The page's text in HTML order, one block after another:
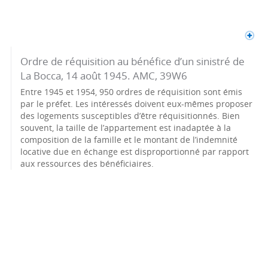
Ordre de réquisition au bénéfice d’un sinistré de
La Bocca, 14 août 1945. AMC, 39W6
Entre 1945 et 1954, 950 ordres de réquisition sont émis
par le préfet. Les intéressés doivent eux-mêmes proposer
des logements susceptibles d’être réquisitionnés. Bien
souvent, la taille de l’appartement est inadaptée à la
composition de la famille et le montant de l’indemnité
locative due en échange est disproportionné par rapport
aux ressources des bénéficiaires.